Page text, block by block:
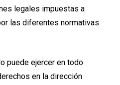
legales impuestas a
las diferentes normativas
puede ejercer en todo
en la dirección